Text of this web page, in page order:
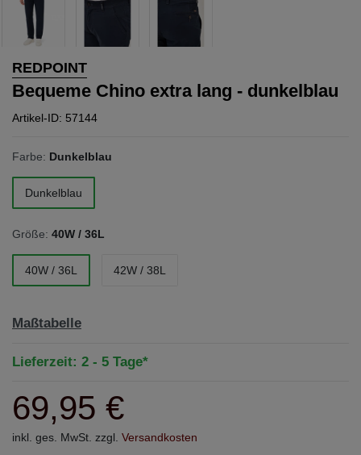
REDPOINT
Bequeme Chino extra lang - dunkelblau
Artikel-ID: 57144
Farbe: Dunkelblau
Dunkelblau
Größe: 40W / 36L
40W / 36L 42W / 38L
Maßtabelle
Lieferzeit: 2 - 5 Tage*
69,95 €
inkl. ges. MwSt. zzgl. Versandkosten